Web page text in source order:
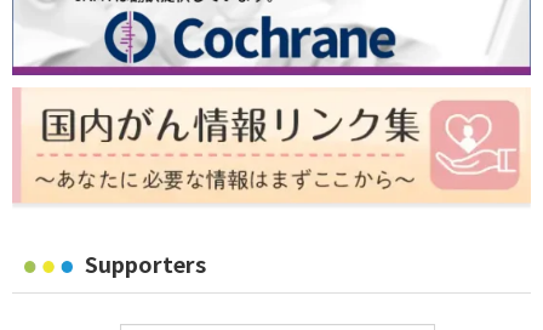
Supporters